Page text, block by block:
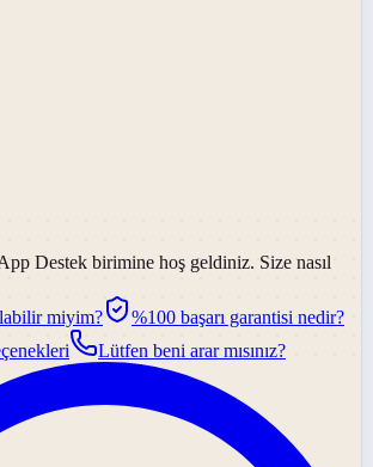
Destek birimine hoş geldiniz. Size nasıl
miyim?
%100 başarı garantisi nedir?
Lütfen beni arar mısınız?